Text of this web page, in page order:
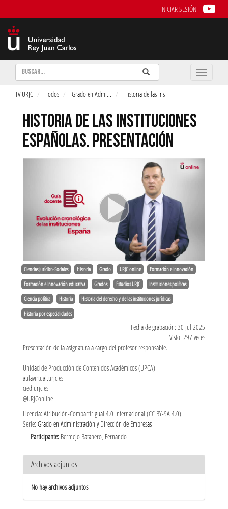
INICIAR SESIÓN
Buscar Enviar
Buscar
Toggle
TV URJC Todos Grado en Admi... Historia de las Ins
HISTORIA DE LAS INSTITUCIONES
ESPAÑOLAS. PRESENTACIÓN
Ciencias Jurídico-Sociales Historia Grado URJC online Formación e Innovación
Formación e Innovación educativa Grados Estudios URJC Instituciones políticas
Ciencia política Historia Historia del derecho y de las instituciones jurídicas
Historia por especialidades
Fecha de grabación: 30 jul 2025
Visto: 297 veces
Presentación de la asignatura a cargo del profesor responsable.
Unidad de Producción de Contenidos Académicos (UPCA)
aulavirtual.urjc.es
cied.urjc.es
@URJConline
Licencia: Atribución-CompartirIgual 4.0 Internacional (CC BY-SA 4.0)
Serie: Grado en Administración y Dirección de Empresas
Participante: Bermejo Batanero, Fernando
Archivos adjuntos
No hay archivos adjuntos